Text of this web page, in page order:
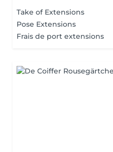
Take of Extensions
Pose Extensions
Frais de port extensions